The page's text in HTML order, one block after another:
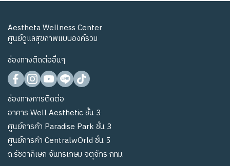
Aestheta Wellness Center
ศูนย์ดูแลสุขภาพแบบองค์รวม
ช่องทางติดต่ออื่นๆ
ช่องทางการติดต่อ
อาคาร Well Aesthetic ชั้น 3
ศูนย์การค้า Paradise Park ชั้น 3
ศูนย์การค้า CentralwOrld ชั้น 5
ถ.รัชดาภิเษก จันทรเกษม จตุจักร กทม.